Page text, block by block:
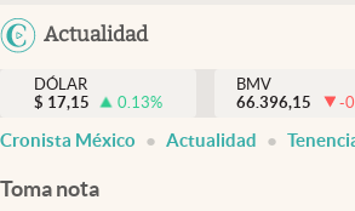
NOTICIAS
Actualidad
Finanzas y economía
Dólar y mercados
DÓLAR
$ 17,15 0.13%
BMV
66.396,15
-
Cronista México Actualidad
Toma nota